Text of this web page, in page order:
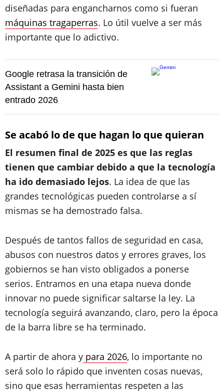
diseñadas para engancharnos como si fueran
máquinas tragaperras. Lo útil vuelve a ser más
importante que lo adictivo.
Google retrasa la transición de
Assistant a Gemini hasta bien
entrado 2026
Se acabó lo de que hagan lo que quieran
El resumen final de 2025 es que las reglas
tienen que cambiar debido a que la tecnología
ha ido demasiado lejos. La idea de que las
grandes tecnológicas pueden controlarse a sí
mismas se ha demostrado falsa.
Después de tantos fallos de seguridad en casa,
abusos con nuestros datos y errores graves, los
gobiernos se han visto obligados a ponerse
serios. Entramos en una etapa nueva donde
innovar no puede significar saltarse la ley. La
tecnología seguirá avanzando, claro, pero la época
de la barra libre se ha terminado.
A partir de ahora y para 2026, lo importante no
será solo lo rápido que inventen cosas nuevas,
sino que esas herramientas respeten a las